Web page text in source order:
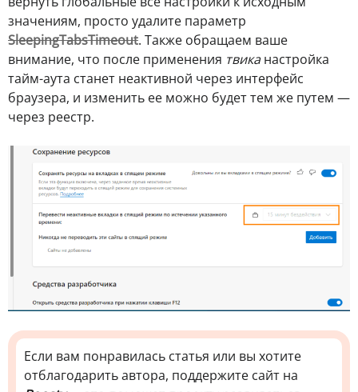
значениям, просто удалите параметр
SleepingTabsTimeout. Также обращаем ваше
внимание, что после применения твиканастройка
тайм-аута станет неактивной через интерфейс
браузера, и изменить ее можно будет тем же путем —
через реестр.
Если вам понравилась статья или вы хотите
отблагодарить автора, поддержите сайт на